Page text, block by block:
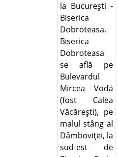
la Bucureşti -
Biserica
Dobroteasa.
Biserica
Dobroteasa
se află pe
Bulevardul
Mircea Vodă
(fost Calea
Văcăreşti), pe
malul stâng al
Dâmboviţei, la
sud-est de